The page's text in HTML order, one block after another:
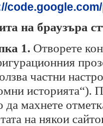
на браузъра
1. Отворете
частни
историята“).
да махнете
на някои